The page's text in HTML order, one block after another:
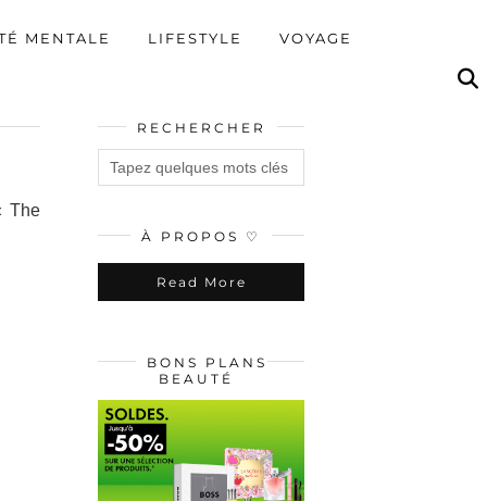
MENTALE LIFESTYLE VOYAGE
The
RECHERCHER
À PROPOS ♡
Read More
BONS PLANS
BEAUTÉ